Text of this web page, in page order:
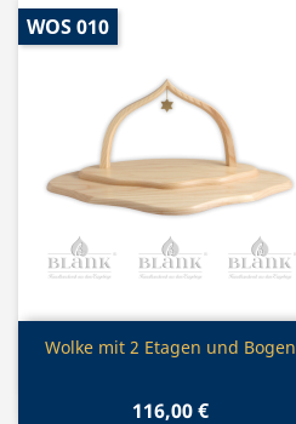
 Vorschau
Wolke mit 2 Etagen und Bogen
116,00 €
WOS 010